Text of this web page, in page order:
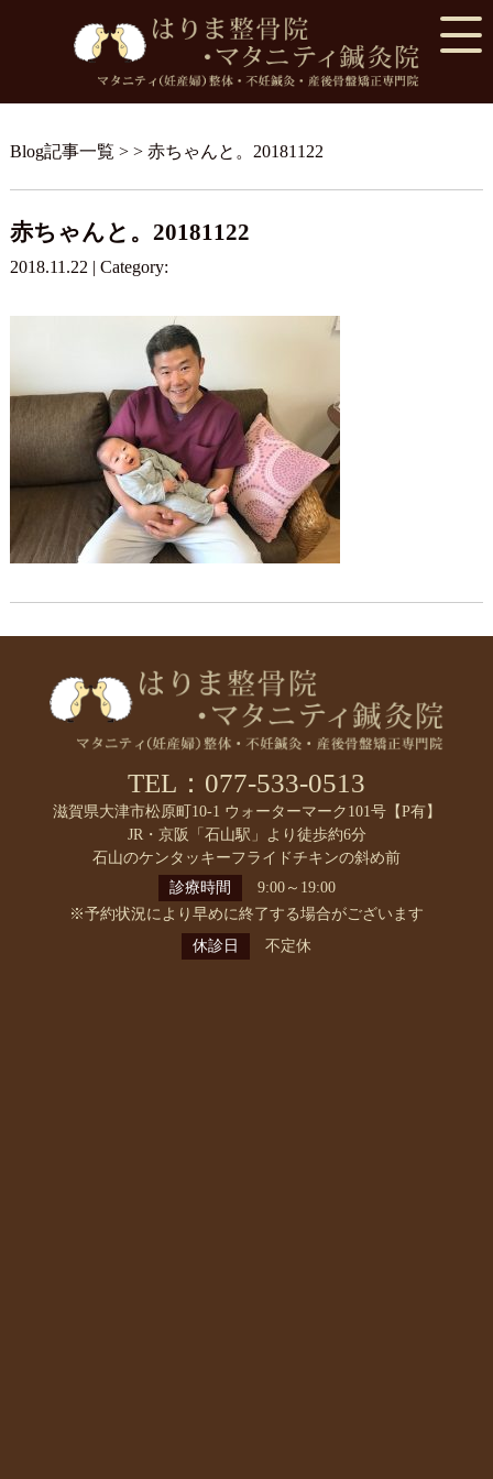
Blog記事一覧 > > 赤ちゃんと。20181122
赤ちゃんと。20181122
2018.11.22 | Category:
TEL：077-533-0513
滋賀県大津市松原町10-1 ウォーターマーク101号【P有】
JR・京阪「石山駅」より徒歩約6分
石山のケンタッキーフライドチキンの斜め前
診療時間
9:00～19:00
※予約状況により早めに終了する場合がございます
休診日
不定休